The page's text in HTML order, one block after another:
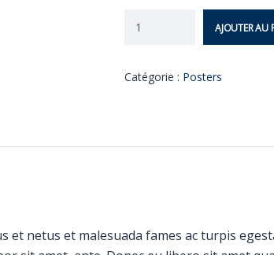
AJOUTER AU
Catégorie : Posters
netus et malesuada fames ac turpis